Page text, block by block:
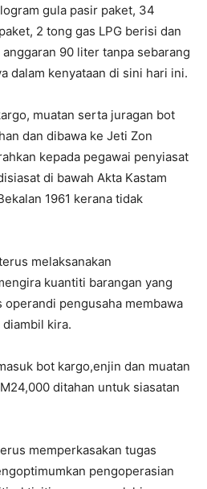
gula pasir paket, 34
2 tong gas LPG berisi dan
90 liter tanpa sebarang
dalam kenyataan di sini hari ini.
muatan serta juragan bot
dan dibawa ke Jeti Zon
kepada pegawai penyiasat
di bawah Akta Kastam
1961 kerana tidak
melaksanakan
kuantiti barangan yang
pengusaha membawa
kira.
bot kargo,enjin dan muatan
ditahan untuk siasatan
memperkasakan tugas
pengoperasian